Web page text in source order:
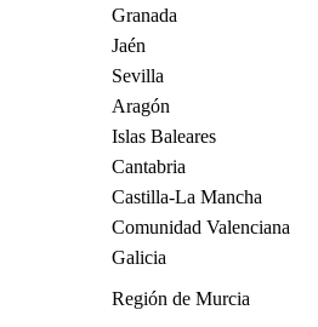
Granada
Jaén
Sevilla
Aragón
Islas Baleares
Cantabria
Castilla-La Mancha
Comunidad Valenciana
Galicia
Región de Murcia